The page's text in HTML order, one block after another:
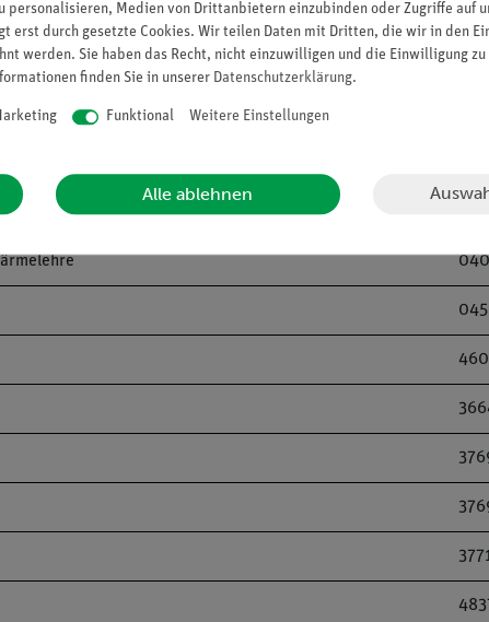
Dadurch muss unten kaltes Wasser nachströmen, das wieder
personalisieren, Medien von Drittanbietern einzubinden oder Zugriffe auf
erst durch gesetzte Cookies. Wir teilen Daten mit Dritten, die wir in den
werden. Sie haben das Recht, nicht einzuwilligen und die Einwilligung
finden Sie in unserer Daten­schutz­erklärung.
Funktional Weitere Einstellungen
Alle ablehnen